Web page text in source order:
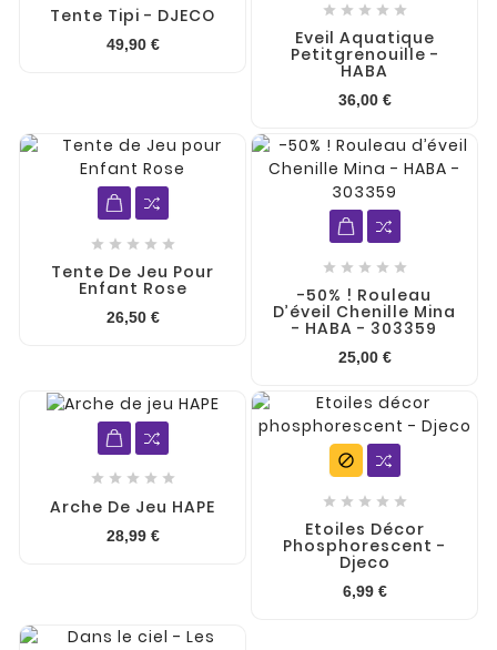
Tente Tipi - DJECO
49,90 €
    
Eveil Aquatique
Petitgrenouille -
HABA
36,00 €
    
Tente De Jeu Pour
Enfant Rose
26,50 €
    
-50% ! Rouleau
D’éveil Chenille Mina
- HABA - 303359
25,00 €
    
Arche De Jeu HAPE
28,99 €

    
Etoiles Décor
Phosphorescent -
Djeco
6,99 €